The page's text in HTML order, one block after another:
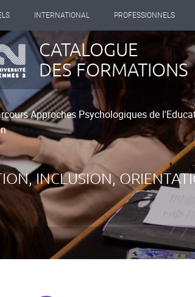
INTERNATIONAL PROFESSIONNELS
CATALOGUE
DES FORMATIONS
Approches Psychologiques de
INCLUSION,